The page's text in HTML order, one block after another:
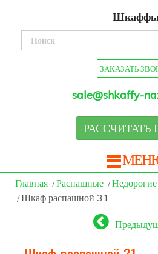
ЗАКАЗАТЬ
sale@shkaffy-
Главная Распашные
Шкаф распашной 31